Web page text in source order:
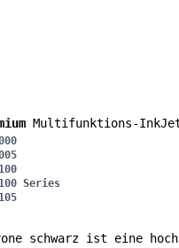
Multifunktions-
Series
schwarz ist eine